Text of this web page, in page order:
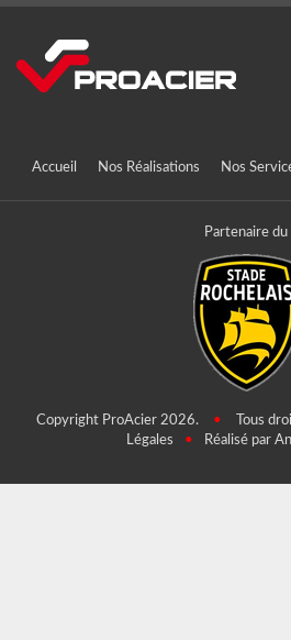
Accueil Nos Réalisations Nos
Partenaire du
Copyright ProAcier 2026. • Tous
Légales
• Réalisé par